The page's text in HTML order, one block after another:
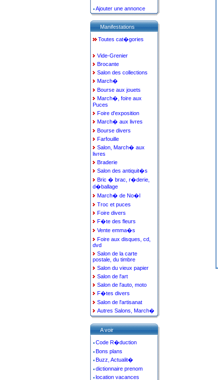
Ajouter une annonce
Manifestations
Toutes cat�gories
Vide-Grenier
Brocante
Salon des collections
March�
Bourse aux jouets
March�, foire aux
Puces
Foire d'exposition
March� aux livres
Bourse divers
Farfouille
Salon, March� aux
livres
Braderie
Salon des antiquit�s
Bric � brac, r�derie,
d�ballage
March� de No�l
Troc et puces
Foire divers
F�te des fleurs
Vente emma�s
Foire aux disques, cd,
dvd
Salon de la carte
postale, du timbre
Salon du vieux papier
Salon de l'art
Salon de l'auto, moto
F�tes divers
Salon de l'artisanat
Autres Salons, March�
A voir
Code R�duction
Bons plans
Buzz, Actualit�
dictionnaire prenom
location vacances